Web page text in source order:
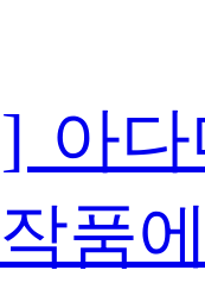
아
품